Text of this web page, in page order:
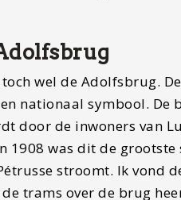
wel de Adolfsbrug.
nationaal symbool. De
door de inwoners van
1908 was dit de
stroomt. Ik vond
trams over de brug